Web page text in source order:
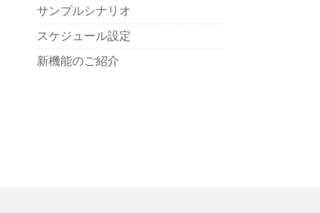
サンプルシナリオ
スケジュール設定
新機能のご紹介